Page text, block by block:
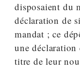
disposaient du
déclaration de
mandat ; ce
une
titre de leur